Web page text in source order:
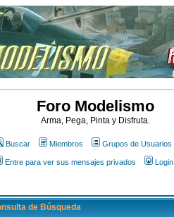
Foro Modelismo
Arma, Pega, Pinta y Disfruta.
Buscar Miembros Grupos de Usuarios
Entre para ver sus mensajes privados Login
de Búsqueda